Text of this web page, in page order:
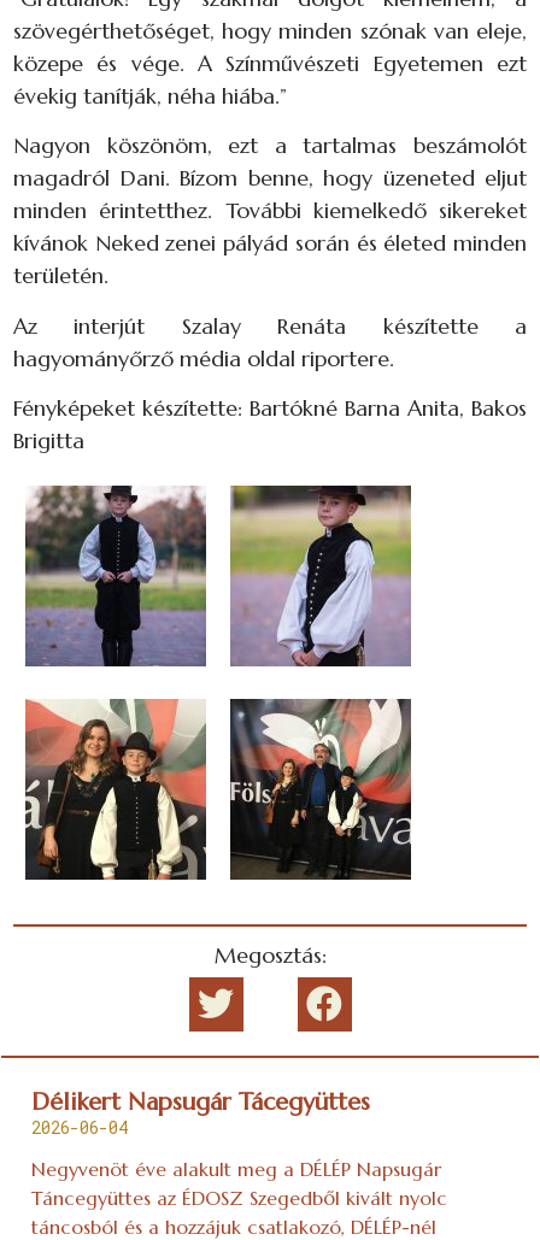
szövegérthetőséget, hogy minden szónak van eleje,
közepe és vége. A Színművészeti Egyetemen ezt
évekig tanítják, néha hiába.”
Nagyon köszönöm, ezt a tartalmas beszámolót
magadról Dani. Bízom benne, hogy üzeneted eljut
minden érintetthez. További kiemelkedő sikereket
kívánok Neked zenei pályád során és életed minden
területén.
Az interjút Szalay Renáta készítette a
hagyományőrző média oldal riportere.
Fényképeket készítette: Bartókné Barna Anita, Bakos
Brigitta
Megosztás:
Délikert Napsugár Tácegyüttes
2026-06-04
Negyvenöt éve alakult meg a DÉLÉP Napsugár
Táncegyüttes az ÉDOSZ Szegedből kivált nyolc
táncosból és a hozzájuk csatlakozó, DÉLÉP-nél